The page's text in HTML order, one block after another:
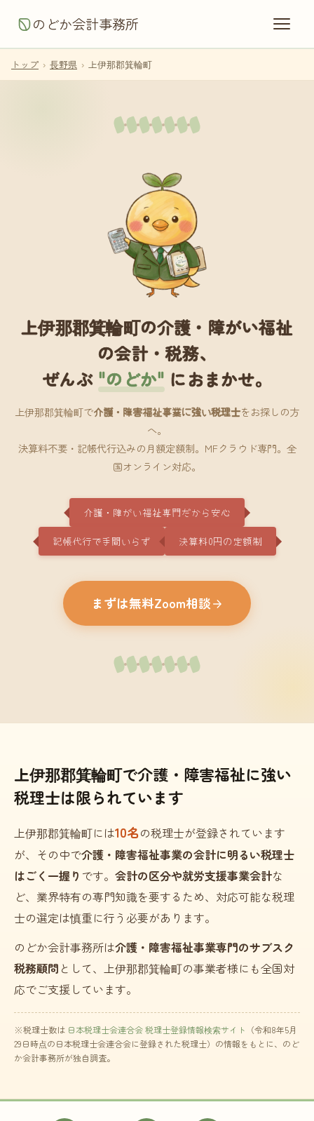
のどか会計事務所
トップ › 長野県 › 上伊那郡箕輪町
上伊那郡箕輪町の介護・障がい福祉
の会計・税務、
ぜんぶ "のどか" におまかせ。
上伊那郡箕輪町で介護・障害福祉事業に強い税理士をお探しの方
へ。
決算料不要・記帳代行込みの月額定額制。MFクラウド専門。全
国オンライン対応。
介護・障がい福祉専門だから安心
記帳代行で手間いらず 決算料0円の定額制
まずは無料Zoom相談
上伊那郡箕輪町で介護・障害福祉に強い
税理士は限られています
上伊那郡箕輪町には10名の税理士が登録されています
が、その中で介護・障害福祉事業の会計に明るい税理士
はごく一握り です。 会計の区分や就労支援事業会計な
ど、業界特有の専門知識を要するため、対応可能な税理
士の選定は慎重に行う必要があります。
のどか会計事務所は介護・障害福祉事業専門のサブスク
税務顧問 として、上伊那郡箕輪町の事業者様にも全国対
応でご支援しています。
※税理士数は 日本税理士会連合会 税理士登録情報検索サイト （令和8年5月
29日時点の日本税理士会連合会に登録された税理士）の情報をもとに、のど
か会計事務所が独自調査。